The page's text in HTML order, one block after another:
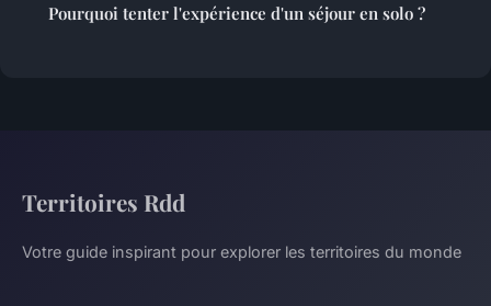
Pourquoi tenter l'expérience d'un séjour en solo ?
Territoires Rdd
Votre guide inspirant pour explorer les territoires du monde